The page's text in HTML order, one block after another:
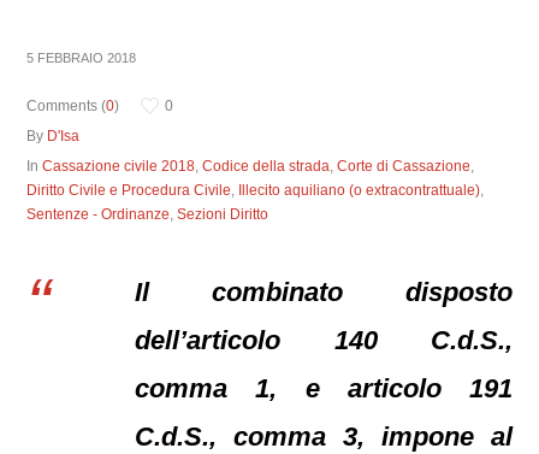
5 FEBBRAIO 2018
Comments (0)
0
By D'Isa
InCassazione civile 2018,Codice della strada,Corte di Cassazione,
Diritto Civile e Procedura Civile, Illecito aquiliano (o extracontrattuale),
Sentenze - Ordinanze,Sezioni Diritto
Il combinato disposto
dell’articolo 140 C.d.S.,
comma 1, e articolo 191
C.d.S., comma 3, impone al